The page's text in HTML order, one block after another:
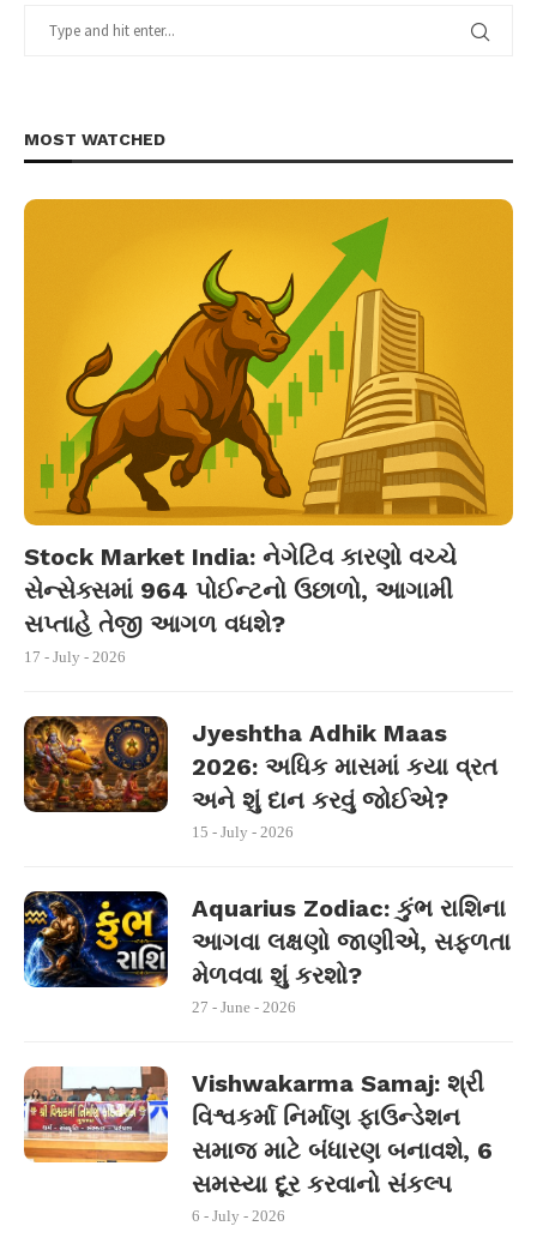
MOST WATCHED
Stock Market India: નેગેટિવ કારણો વચ્ચે
સેન્સેક્સમાં 964 પોઈન્ટનો ઉછાળો, આગામી
સપ્તાહે તેજી આગળ વધશે?
17 - July - 2026
Jyeshtha Adhik Maas
2026: અધિક માસમાં કયા વ્રત
અને શું દાન કરવું જોઈએ?
15 - July - 2026
Aquarius Zodiac: કુંભ રાશિના
આગવા લક્ષણો જાણીએ, સફળતા
મેળવવા શું કરશો?
27 - June - 2026
Vishwakarma Samaj: શ્રી
વિશ્વકર્મા નિર્માણ ફાઉન્ડેશન
સમાજ માટે બંધારણ બનાવશે, 6
સમસ્યા દૂર કરવાનો સંકલ્પ
6 - July - 2026